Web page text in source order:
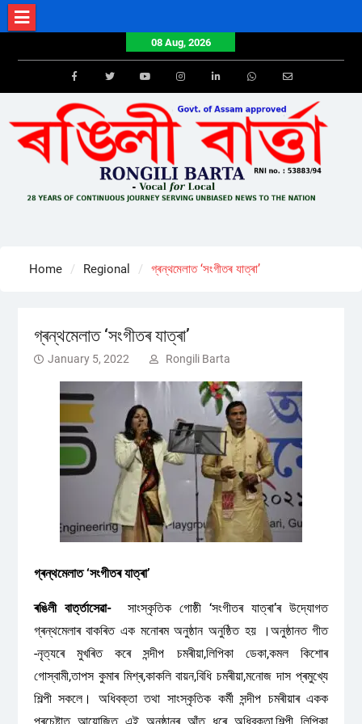
Skip
to
08 Aug, 2026
FacebookTwitterYoutube Email
Home Regional গ্ৰন্থমেলাত ‘সংগীতৰ যাত্ৰা’
গ্ৰন্থমেলাত ‘সংগীতৰ যাত্ৰা’
January 5, 2022 Rongili Barta
গ্ৰন্থমেলাত ‘সংগীতৰ যাত্ৰা’
ৰঙিলী বাৰ্ত্তাসেৱা-
সাংস্কৃতিক গোষ্ঠী ‘সংগীতৰ যাত্ৰা’ৰ উদ্যোগত
গ্ৰন্থমেলাৰ বাকৰিত এক মনোৰম অনুষ্ঠান অনুষ্ঠিত হয় ।অনুষ্ঠানত গীত
-নৃত্যৰে মুখৰিত কৰে সন্দীপ চমৰীয়া,লিপিকা ডেকা,কমল কিশোৰ
গোস্বামী,তাপস কুমাৰ মিশ্ৰ,কাকলি বায়ন,বিধি চমৰীয়া,মনোজ দাস প্ৰমুখ্যে
শিল্পী সকলে। অধিবক্তা তথা সাংস্কৃতিক কৰ্মী সন্দীপ চমৰীয়াৰ একক